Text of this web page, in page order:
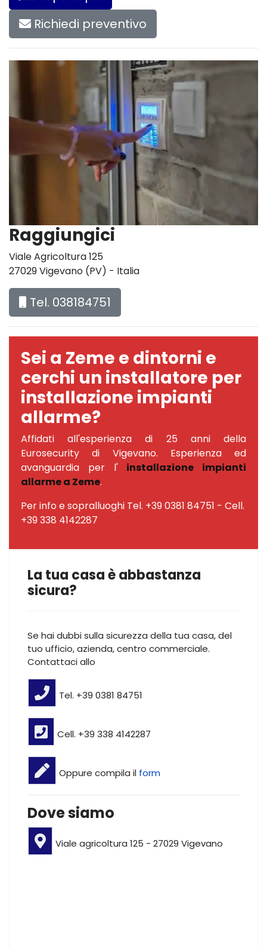
Richiedi preventivo
Raggiungici
Viale Agricoltura 125
27029 Vigevano (PV) - Italia
Tel. 038184751
Sei a Zeme e dintorni e
cerchi un installatore per
installazione impianti
allarme?
Affidati all'esperienza di 25 anni della
Eurosecurity di Vigevano. Esperienza ed
avanguardia per l' installazione impianti
allarme a Zeme.
Per info e sopralluoghi Tel. +39 0381 84751 - Cell.
+39 338 4142287
La tua casa è abbastanza
sicura?
Se hai dubbi sulla sicurezza della tua casa, del
tuo ufficio, azienda, centro commerciale.
Contattaci allo
Tel. +39 0381 84751
Cell. +39 338 4142287
Oppure compila il form
Dove siamo
Viale agricoltura 125 - 27029 Vigevano